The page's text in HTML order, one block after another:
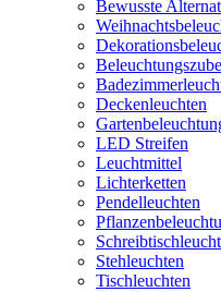
Bewusste
Deckenleuchten
LED Streifen
Leuchtmittel
Lichterketten
Pendelleuchten
Stehleuchten
Tischleuchten